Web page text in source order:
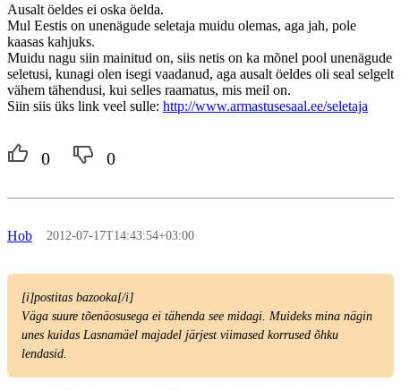
Ausalt öeldes ei oska öelda.
Mul Eestis on unenägude seletaja muidu olemas, aga jah, pole
kaasas kahjuks.
Muidu nagu siin mainitud on, siis netis on ka mõnel pool unenägude
seletusi, kunagi olen isegi vaadanud, aga ausalt öeldes oli seal selgelt
vähem tähendusi, kui selles raamatus, mis meil on.
Siin siis üks link veel sulle: http://www.armastusesaal.ee/seletaja
0 0
Hob 2012-07-17T14:43:54+03:00
[i]postitas bazooka[/i]
Väga suure tõenäosusega ei tähenda see midagi. Muideks mina nägin
unes kuidas Lasnamäel majadel järjest viimased korrused õhku
lendasid.